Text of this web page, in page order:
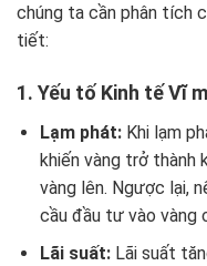
chúng ta cần phân tích
tiết:
1. Yếu tố Kinh tế Vĩ
Lạm phát:Khi lạm
khiến vàng trở thành
vàng lên. Ngược lại,
cầu đầu tư vào vàng
Lãi suất:Lãi suất